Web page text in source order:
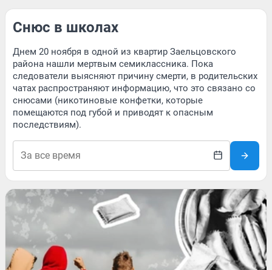
Снюс в школах
Днем 20 ноября в одной из квартир Заельцовского
района нашли мертвым семиклассника. Пока
следователи выясняют причину смерти, в родительских
чатах распространяют информацию, что это связано со
снюсами (никотиновые конфетки, которые
помещаются под губой и приводят к опасным
последствиям).